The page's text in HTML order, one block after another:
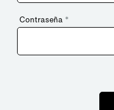
Contraseña *